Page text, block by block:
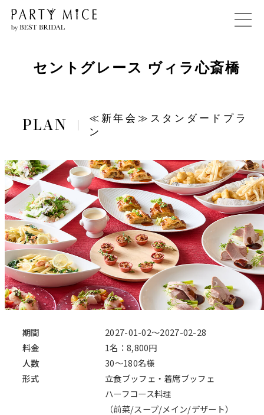
セントグレース ヴィラ心斎橋
≪新年会≫スタンダードプラ
ン
期間
2027-01-02～2027-02-28
料金
1名：8,800円
人数
30～180名様
形式
立食ブッフェ・着席ブッフェ
ハーフコース料理
（前菜/スープ/メイン/デザート）